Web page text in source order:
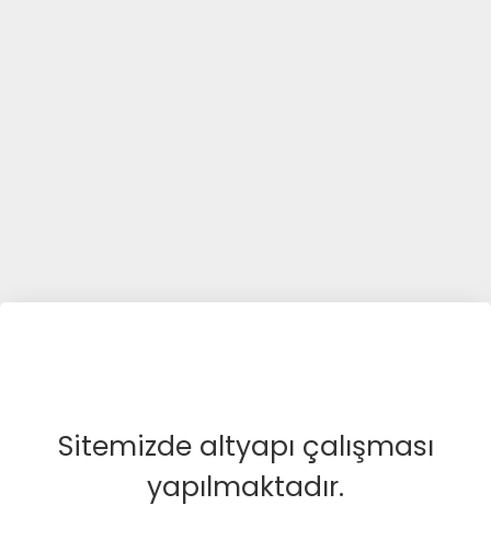
Sitemizde altyapı çalışması
yapılmaktadır.